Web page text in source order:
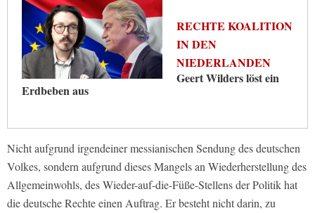
RECHTE KOALITION
IN DEN
NIEDERLANDEN
Geert Wilders löst ein
Erdbeben aus
Nicht aufgrund irgendeiner messianischen Sendung des deutschen
Volkes, sondern aufgrund dieses Mangels an Wiederherstellung des
Allgemeinwohls, des Wieder-auf-die-Füße-Stellens der Politik hat
die deutsche Rechte einen Auftrag. Er besteht nicht darin, zu